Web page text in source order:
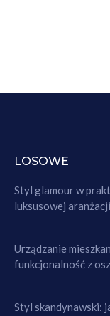
LOSOWE
Styl glamour w
luksusowej
Urządzanie
funkcjonalność z
Styl skandynawski: